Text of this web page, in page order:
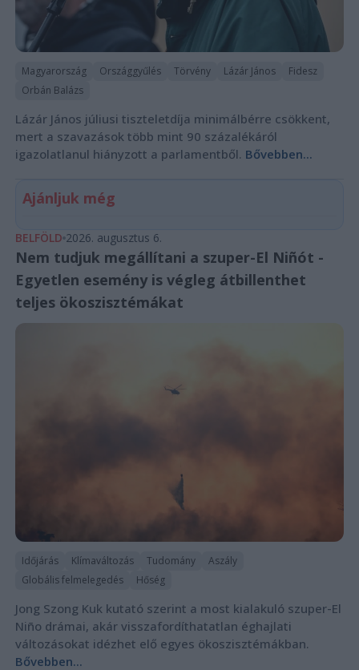
Magyarország Országgyűlés Törvény Lázár János
Fidesz
Orbán Balázs
Lázár János júliusi tiszteletdíja minimálbérre csökkent,
mert a szavazások több mint 90 százalékáról
igazolatlanul hiányzott a parlamentből. Bővebben...
Ajánljuk még
BELFÖLD 2026. augusztus 6.
Nem tudjuk megállítani a szuper-El Niñót -
Egyetlen esemény is végleg átbillenthet
teljes ökoszisztémákat
Időjárás Klímaváltozás Tudomány
Aszály
Globális felmelegedés
Hőség
Jong Szong Kuk kutató szerint a most kialakuló szuper-El
Niño drámai, akár visszafordíthatatlan éghajlati
változásokat idézhet elő egyes ökoszisztémákban.
Bővebben...